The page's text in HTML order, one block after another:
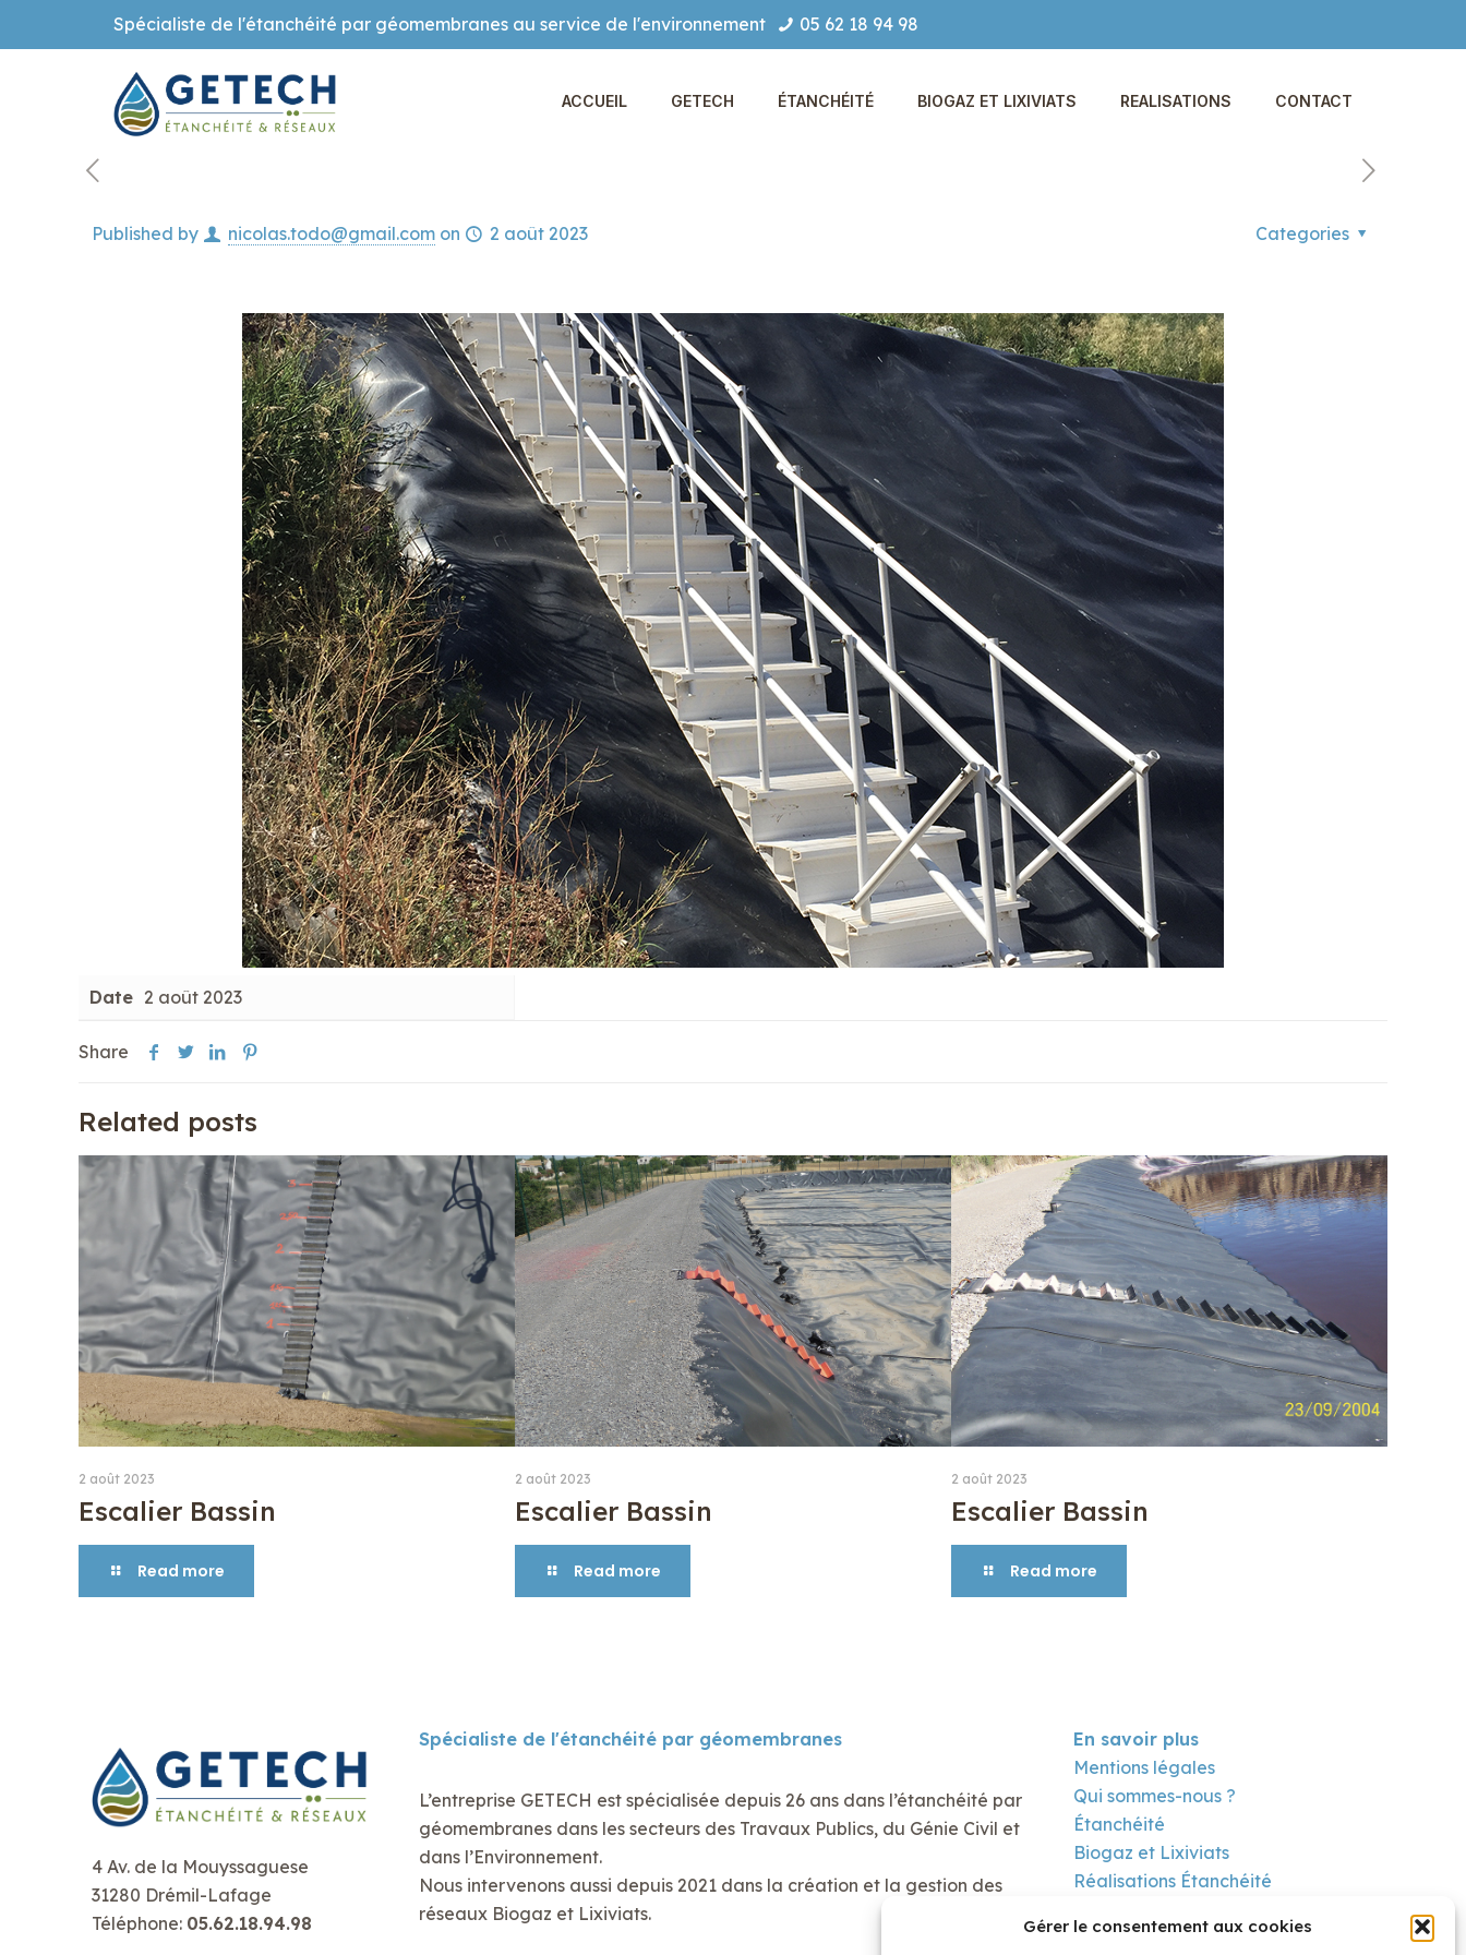
Gérer le consentement aux cookies
Spécialiste de l'étanchéité par géomembranes au service de l'environnement 05 62 18 94 98
ACCUEIL GETECH ÉTANCHÉITÉ BIOGAZ ET LIXIVIATS REALISATIONS CONTACT
Published by nicolas.todo@gmail.com on 2 août 2023 Categories
Date 2 août 2023
Share
Related posts
2 août 2023
Escalier Bassin
Read more
2 août 2023
Escalier Bassin
Read more
2 août 2023
Escalier Bassin
Read more
4 Av. de la Mouyssaguese
31280 Drémil-Lafage
Téléphone: 05.62.18.94.98
Spécialiste de l'étanchéité par géomembranes
L’entreprise GETECH est spécialisée depuis 26 ans dans l’étanchéité par
géomembranes dans les secteurs des Travaux Publics, du Génie Civil et
dans l’Environnement.
Nous intervenons aussi depuis 2021 dans la création et la gestion des
réseaux Biogaz et Lixiviats.
En savoir plus
Mentions légales
Qui sommes-nous ?
Étanchéité
Biogaz et Lixiviats
Réalisations Étanchéité
Contact